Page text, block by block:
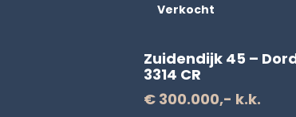
Verkocht
Zuidendijk 45 –
3314 CR
€ 300.000,- k.k.